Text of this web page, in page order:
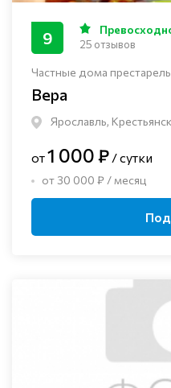
Частные дома
Вера
Ярославль,
9 25 отзывов
от1 000 ₽ / сутки
от 30 000 ₽ / месяц